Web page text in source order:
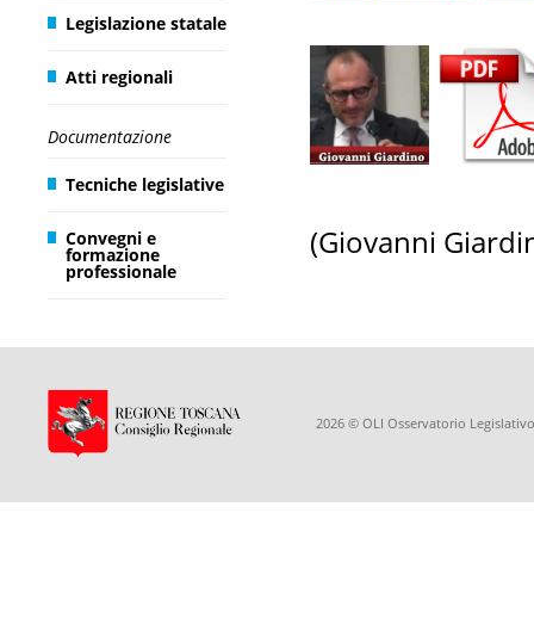
Legislazione statale
Atti regionali
Documentazione
Tecniche legislative
Convegni e
formazione
professionale
(Giovanni
2026 © OLI Osservatorio